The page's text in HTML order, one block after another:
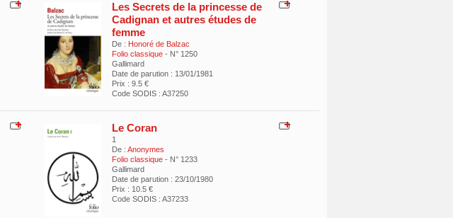
Les Secrets de la princesse de
Cadignan et autres études de
femme
De : Honoré de Balzac
Folio classique - N° 1250
Gallimard
Date de parution : 13/01/1981
Prix : 9.5 €
Code SODIS : A37250
Le Coran
1
De : Anonymes
Folio classique - N° 1233
Gallimard
Date de parution : 23/10/1980
Prix : 10.5 €
Code SODIS : A37233